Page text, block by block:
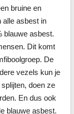
bruine en
alle asbest in
blauwe asbest.
Dit komt
De
vezels kun je
doen ze
En dus ook
blauwe asbest.